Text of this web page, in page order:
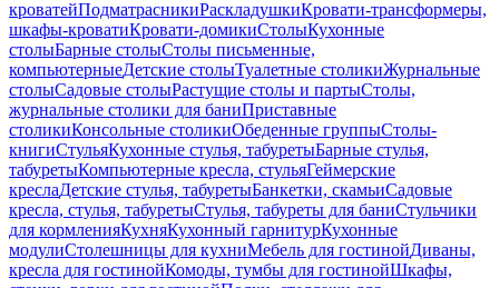
кроватейПодматрасникиРаскладушкиКровати-трансформеры,
шкафы-кроватиКровати-домикиСтолыКухонные
столыБарные столыСтолы письменные,
компьютерныеДетские столыТуалетные столикиЖурнальные
столыСадовые столыРастущие столы и партыСтолы,
журнальные столики для баниПриставные
столикиКонсольные столикиОбеденные группыСтолы-
книгиСтульяКухонные стулья, табуретыБарные стулья,
табуретыКомпьютерные кресла, стульяГеймерские
креслаДетские стулья, табуретыБанкетки, скамьиСадовые
кресла, стулья, табуретыСтулья, табуреты для баниСтульчики
для кормленияКухняКухонный гарнитурКухонные
модулиСтолешницы для кухниМебель для гостинойДиваны,
кресла для гостинойКомоды, тумбы для гостинойШкафы,